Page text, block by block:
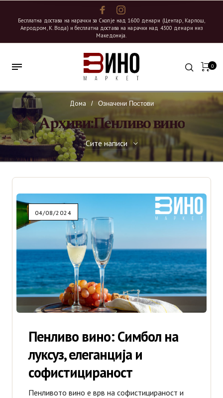
Бесплатна достава на нарачки за Скопје над 1600 денари (Центар, Карпош,
Аеродром, К. Вода) и бесплатна достава на нарачки над 4300 денари низ
Македонија.
0
Дома / Означени Постови
Архиви:Пенливо вино
Сите написи
Сите написи
Вино
Странски Вина
Италијански Вина
Шпански Вина
Виски
Жестоки пијалоци
Ликери
Коктели
04/08/2024
Пенливо вино: Симбол на
луксуз, елеганција и
софистицираност
Пенливото вино е врв на софистицираност и